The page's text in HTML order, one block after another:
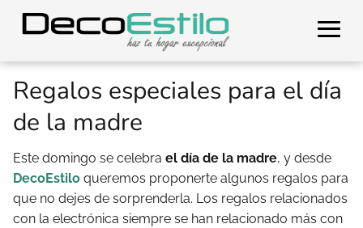
Regalos especiales para el día
de la madre
Este domingo se celebra el día de la madre, y desde
DecoEstilo queremos proponerte algunos regalos para
que no dejes de sorprenderla. Los regalos relacionados
con la electrónica siempre se han relacionado más con